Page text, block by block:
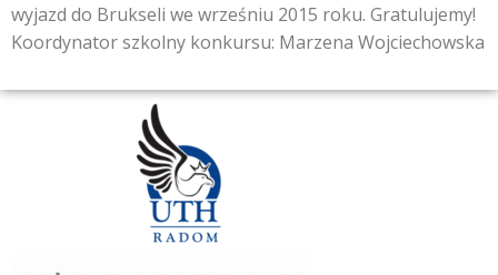
wyjazd do Brukseli we wrześniu 2015 roku. Gratulujemy!
Koordynator szkolny konkursu: Marzena Wojciechowska